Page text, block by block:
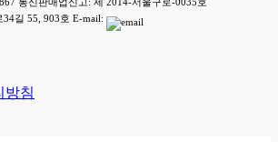
길 55, 903호 E-mail:
방침